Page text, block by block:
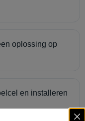
oplossing op
en installeren